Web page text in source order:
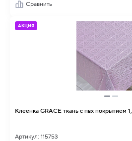
Сравнить
АКЦИЯ
Клеенка GRACE ткань с пвх покрытием
Артикул: 115753